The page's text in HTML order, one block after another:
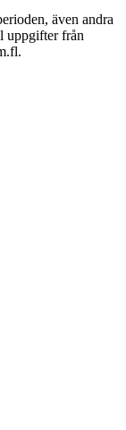
även andra
uppgifter från